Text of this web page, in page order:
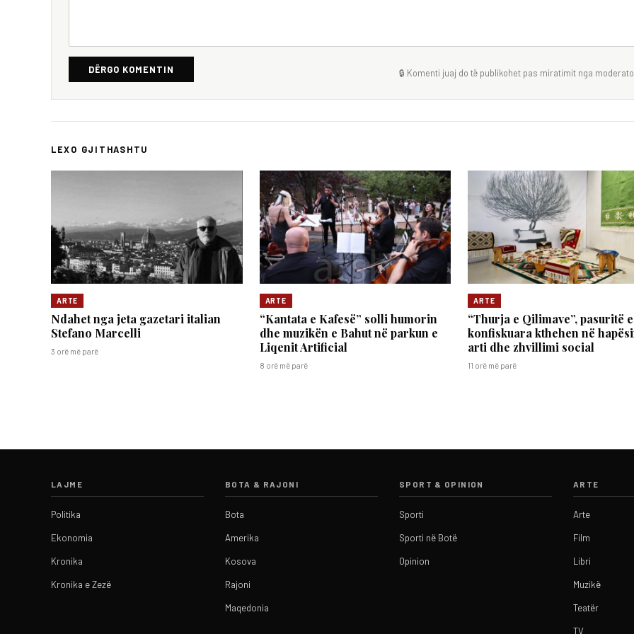
DËRGO KOMENTIN 🔒 Komenti juaj do të publikohet pas miratimit nga
LEXO GJITHASHTU
ARTE
Ndahet nga jeta gazetari italian
Stefano Marcelli
3 orë më parë
ARTE
“Kantata e Kafesë” solli humorin
dhe muzikën e Bahut në parkun e
Liqenit Artificial
8 orë më parë
ARTE
“Thurja e Qilimave”, pasuritë e
konfiskuara kthehen në
arti dhe zhvillimi social
11 orë më parë
LAJME
Politika
Ekonomia
Kronika
Kronika e Zezë
BOTA & RAJONI
Bota
Amerika
Kosova
Rajoni
Maqedonia
SPORT & OPINION
Sporti
Sporti në Botë
Opinion
ARTE
Arte
Film
Libri
Muzikë
Teatër
TV